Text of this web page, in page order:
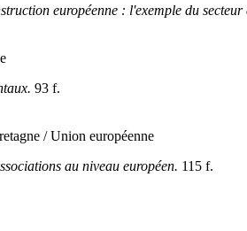
européenne : l'exemple du
93 f.
/ Union européenne
au niveau européen. 115 f.